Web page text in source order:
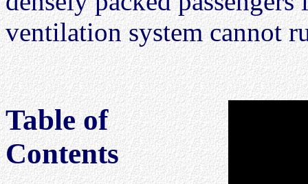
ventilation system cannot
Table of
Contents